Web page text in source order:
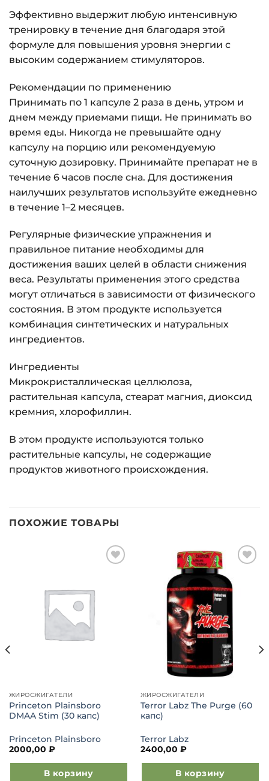
Эффективно выдержит любую интенсивную
тренировку в течение дня благодаря этой
формуле для повышения уровня энергии с
высоким содержанием стимуляторов.
Рекомендации по применению
Принимать по 1 капсуле 2 раза в день, утром и
днем между приемами пищи. Не принимать во
время еды. Никогда не превышайте одну
капсулу на порцию или рекомендуемую
суточную дозировку. Принимайте препарат не в
течение 6 часов после сна. Для достижения
наилучших результатов используйте ежедневно
в течение 1–2 месяцев.
Регулярные физические упражнения и
правильное питание необходимы для
достижения ваших целей в области снижения
веса. Результаты применения этого средства
могут отличаться в зависимости от физического
состояния. В этом продукте используется
комбинация синтетических и натуральных
ингредиентов.
Ингредиенты
Микрокристаллическая целлюлоза,
растительная капсула, стеарат магния, диоксид
кремния, хлорофиллин.
В этом продукте используются только
растительные капсулы, не содержащие
продуктов животного происхождения.
ПОХОЖИЕ ТОВАРЫ
желаний
ЖИРОСЖИГАТЕЛИ
Princeton Plainsboro
DMAA Stim (30 капс)
Princeton Plainsboro
2000,00 ₽
В корзину
Добавить
в список
желаний
ЖИРОСЖИГАТЕЛИ
Terror Labz The Purge (60
капс)
Terror Labz
2400,00 ₽
В корзину